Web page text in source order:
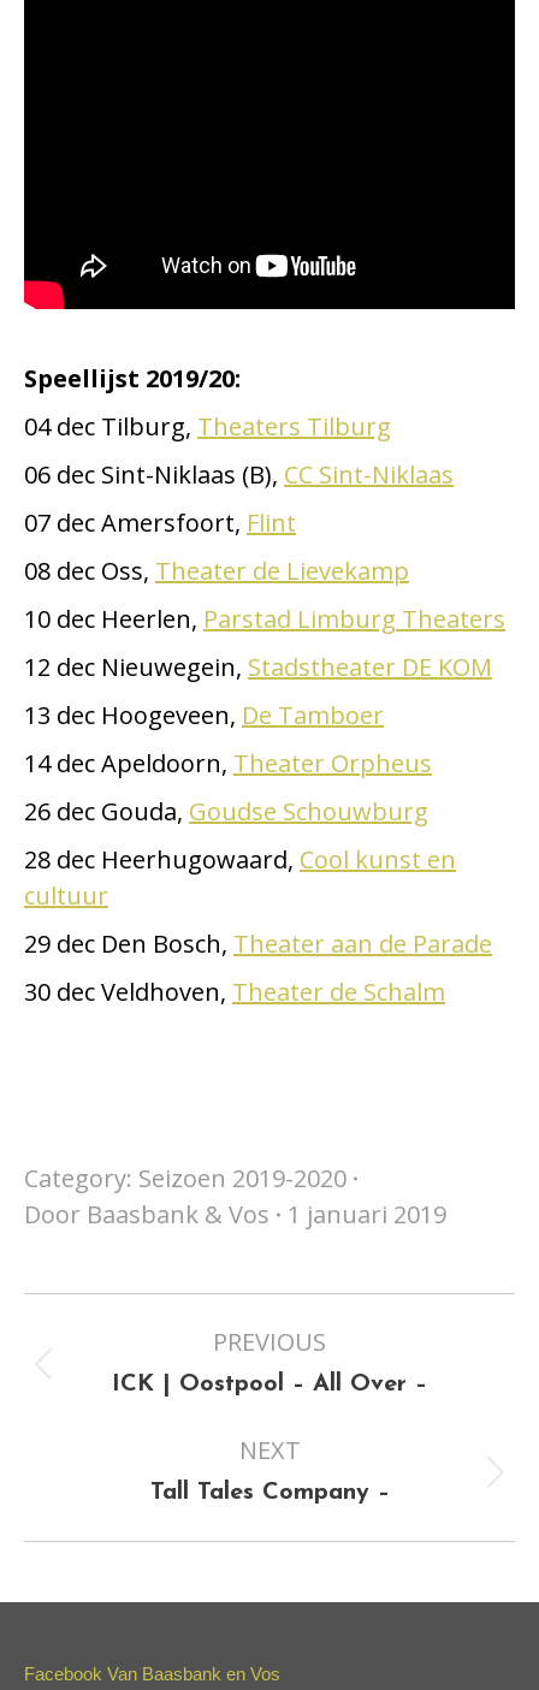
Speellijst 2019/20:
04 dec Tilburg, Theaters Tilburg
06 dec Sint-Niklaas (B), CC Sint-Niklaas
07 dec Amersfoort, Flint
08 dec Oss, Theater de Lievekamp
10 dec Heerlen, Parstad Limburg Theaters
12 dec Nieuwegein, Stadstheater DE KOM
13 dec Hoogeveen, De Tamboer
14 dec Apeldoorn, Theater Orpheus
26 dec Gouda, Goudse Schouwburg
28 dec Heerhugowaard, Cool kunst en
cultuur
29 dec Den Bosch, Theater aan de Parade
30 dec Veldhoven, Theater de Schalm
Category: Seizoen 2019-2020
Door Baasbank & Vos 1 januari 2019
navigation
PREVIOUS
Previous
ICK | Oostpool – All Over –
NEXT
Next
Tall Tales Company –
Facebook Van Baasbank en Vos